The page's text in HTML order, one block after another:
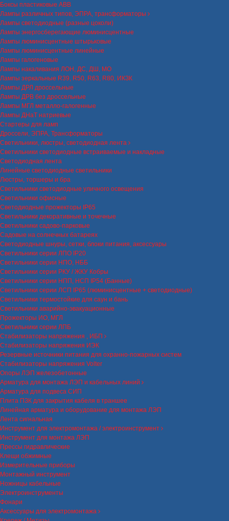
Боксы пластиковые ABB
Лампы различных типов, ЭПРА, трансформаторы
Лампы светодиодные (разные цоколи)
Лампы энергосберегающие люминисцентные
Лампы люминисцентные штырьковые
Лампы люминисцентные линейные
Лампы галогеновые
Лампы накаливания ЛОН, ДС, ДШ, МО
Лампы зеркальные R39, R50, R63, R80, ИКЗК
Лампы ДРЛ дроссельные
Лампы ДРВ без дроссельные
Лампы МГЛ металло-галогенные
Лампы ДНаТ натриевые
Стартеры для ламп
Дроссели, ЭПРА, Трансформаторы
Светильники, люстры, светодиодная лента
Светильники светодиодные встраиваемые и накладные
Светодиодная лента
Линейные светодиодные светильники
Люстры, торшеры и бра
Светильники светодиодные уличного освещения
Светильники офисные
Светодиодные прожекторы IP65
Светильники декоративные и точечные
Светильники садово-парковые
Садовые на солнечных батареях
Светодиодные шнуры, сетки, блоки питания, аксессуары
Светильники серии ЛПО IP20
Светильники серии НПО, НББ
Светильники серии РКУ / ЖКУ Кобры
Светильники серии НПП, НСП IP54 (Банные)
Светильники серии ЛСП IP65 (люминисцентные + светодиодные)
Светильники термостойкие для саун и бань
Светильники аварийно-эвакуационные
Прожекторы ИО, МГЛ
Светильники серии ЛПБ
Стабилизаторы напряжения , ИБП
Стабилизаторы напряжения ИЭК
Резервные источники питания для охранно-пожарных систем
Стабилизаторы напряжения Volter
Опоры ЛЭП железобетонные
Арматура для монтажа ЛЭП и кабельных линий
Арматура для подвеса СИП
Плита ПЗК для закрытия кабеля в траншее
Линейная арматура и оборудование для монтажа ЛЭП
Лента сигнальная
Инструмент для электромонтажа / электроинструмент
Инструмент для монтажа ЛЭП
Прессы гидравлические
Клещи обжимные
Измерительные приборы
Монтажный инструмент
Ножницы кабельные
Электроинструменты
Фонари
Аксессуары для электромонтажа